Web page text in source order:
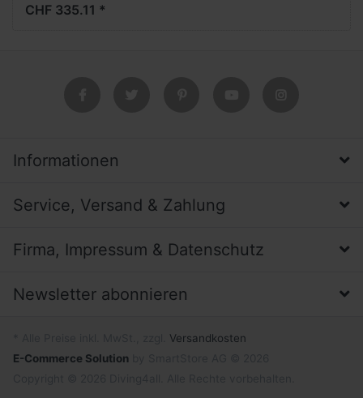
CHF 335.11 *
Informationen
Service, Versand & Zahlung
Firma, Impressum & Datenschutz
Newsletter abonnieren
Versandkosten
E-Commerce Solution